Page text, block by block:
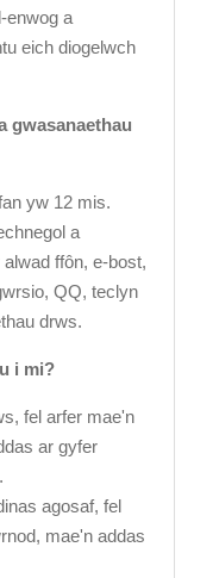
enwog a
eich diogelwch
gwasanaethau
yw 12 mis.
a
ffôn, e-bost,
QQ, teclyn
drws.
i mi?
fel arfer mae'n
ar gyfer
agosaf, fel
mae'n addas